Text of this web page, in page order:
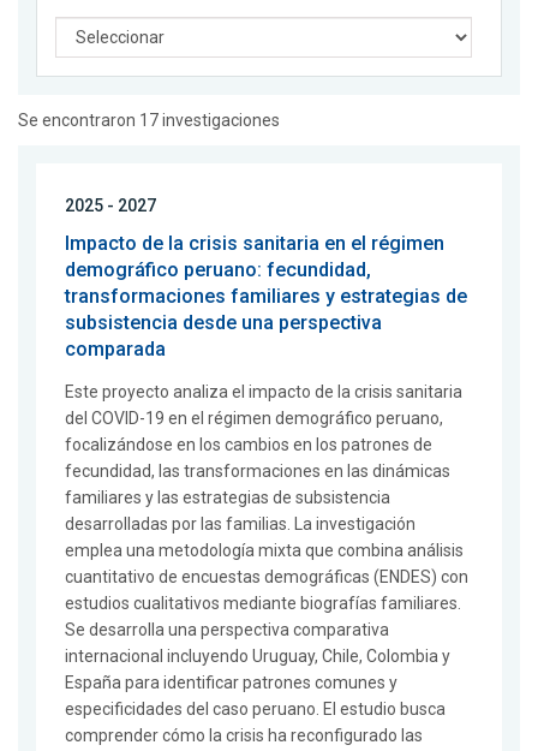
Se encontraron 17 investigaciones
2025 - 2027
Impacto de la crisis sanitaria en el régimen
demográfico peruano: fecundidad,
transformaciones familiares y estrategias de
subsistencia desde una perspectiva
comparada
Este proyecto analiza el impacto de la crisis sanitaria
del COVID-19 en el régimen demográfico peruano,
focalizándose en los cambios en los patrones de
fecundidad, las transformaciones en las dinámicas
familiares y las estrategias de subsistencia
desarrolladas por las familias. La investigación
emplea una metodología mixta que combina análisis
cuantitativo de encuestas demográficas (ENDES) con
estudios cualitativos mediante biografías familiares.
Se desarrolla una perspectiva comparativa
internacional incluyendo Uruguay, Chile, Colombia y
España para identificar patrones comunes y
especificidades del caso peruano. El estudio busca
comprender cómo la crisis ha reconfigurado las